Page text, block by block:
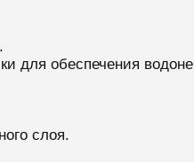
для обеспечения
слоя.